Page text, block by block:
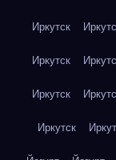
Иркутск
Иркутск
Иркутск
Иркутск